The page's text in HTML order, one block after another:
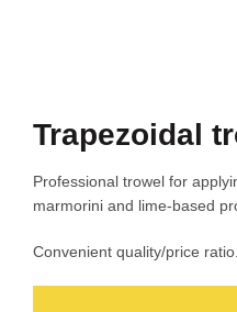
Trapezoidal
Professional trowel for
marmorini and lime-based
Convenient quality/price ratio.